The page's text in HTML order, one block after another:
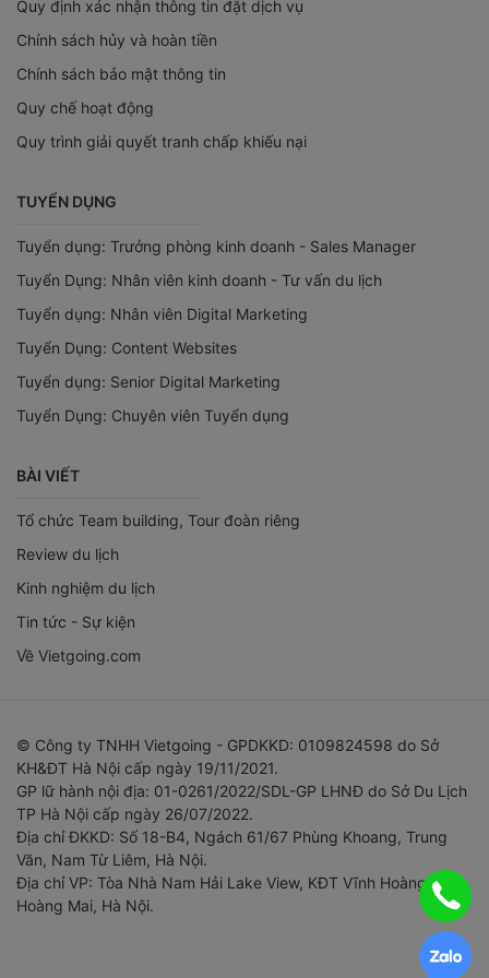
Quy định xác nhận thông tin đặt dịch vụ
Chính sách hủy và hoàn tiền
Chính sách bảo mật thông tin
Quy chế hoạt động
Quy trình giải quyết tranh chấp khiếu nại
TUYỂN DỤNG
Tuyển dụng: Trưởng phòng kinh doanh - Sales Manager
Tuyển Dụng: Nhân viên kinh doanh - Tư vấn du lịch
Tuyển dụng: Nhân viên Digital Marketing
Tuyển Dụng: Content Websites
Tuyển dụng: Senior Digital Marketing
Tuyển Dụng: Chuyên viên Tuyển dụng
BÀI VIẾT
Tổ chức Team building, Tour đoàn riêng
Review du lịch
Kinh nghiệm du lịch
Tin tức - Sự kiện
Về Vietgoing.com
© Công ty TNHH Vietgoing - GPDKKD: 0109824598 do Sở
KH&ĐT Hà Nội cấp ngày 19/11/2021.
GP lữ hành nội địa: 01-0261/2022/SDL-GP LHNĐ do Sở Du Lịch
TP Hà Nội cấp ngày 26/07/2022.
Địa chỉ ĐKKD: Số 18-B4, Ngách 61/67 Phùng Khoang, Trung
Văn, Nam Từ Liêm, Hà Nội.
Địa chỉ VP: Tòa Nhà Nam Hải Lake View, KĐT Vĩnh Hoàng,
Hoàng Mai, Hà Nội.